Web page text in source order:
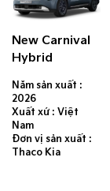
New Carnival
Hybrid
Năm sản xuất :
2026
Xuất xứ : Việt
Nam
Đơn vị sản xuất :
Thaco Kia